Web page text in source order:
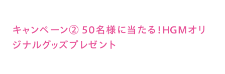
キャンペーン② 50名様に当たる！HGMオリ
ジナルグッズプレゼント